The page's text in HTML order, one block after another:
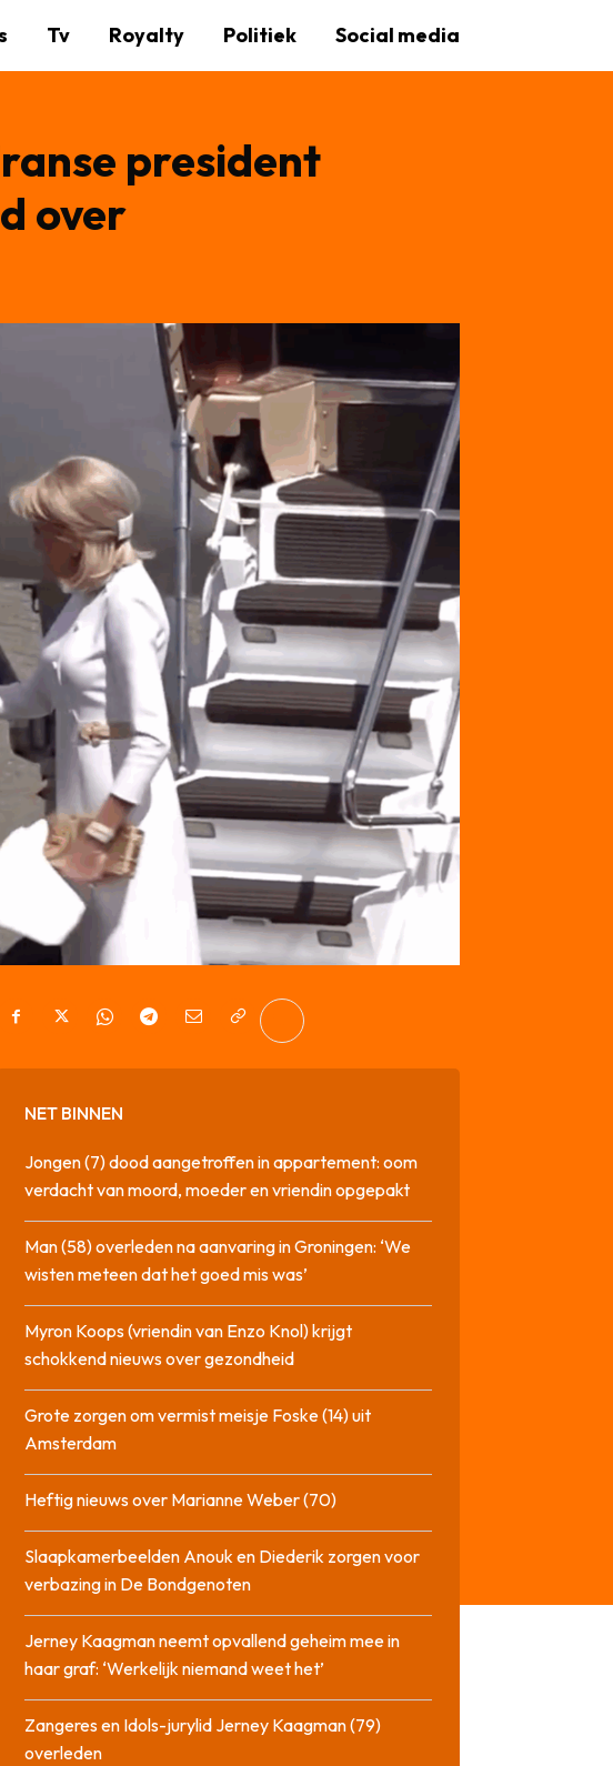
Tv Royalty Politiek Social media
president
over
NET BINNEN
Jongen (7) dood aangetroffen in appartement: oom
verdacht van moord, moeder en vriendin opgepakt
Man (58) overleden na aanvaring in Groningen: ‘We
wisten meteen dat het goed mis was’
Myron Koops (vriendin van Enzo Knol) krijgt
schokkend nieuws over gezondheid
Grote zorgen om vermist meisje Foske (14) uit
Amsterdam
Heftig nieuws over Marianne Weber (70)
Slaapkamerbeelden Anouk en Diederik zorgen voor
verbazing in De Bondgenoten
Jerney Kaagman neemt opvallend geheim mee in
haar graf: ‘Werkelijk niemand weet het’
Zangeres en Idols-jurylid Jerney Kaagman (79)
overleden